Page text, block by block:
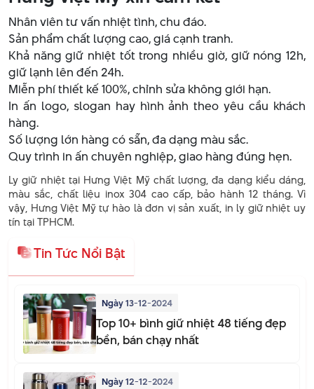
Nhân viên tư vấn nhiệt tình, chu đáo.
Sản phẩm chất lượng cao, giá cạnh tranh.
Khả năng giữ nhiệt tốt trong nhiều giờ, giữ nóng 12h,
giữ lạnh lên đến 24h.
Miễn phí thiết kế 100%, chỉnh sửa không giới hạn.
In ấn logo, slogan hay hình ảnh theo yêu cầu khách
hàng.
Số lượng lớn hàng có sẵn, đa dạng màu sắc.
Quy trình in ấn chuyên nghiệp, giao hàng đúng hẹn.
Ly giữ nhiệt tại Hưng Việt Mỹ chất lượng, đa dạng kiểu dáng,
màu sắc, chất liệu inox 304 cao cấp, bảo hành 12 tháng. Vì
vậy, Hưng Việt Mỹ tự hào là đơn vị sản xuất, in ly giữ nhiệt uy
tín tại TPHCM.
Tin Tức Nổi Bật
Ngày 13-12-2024
Top 10+ bình giữ nhiệt 48 tiếng đẹp
bền, bán chạy nhất
Ngày 12-12-2024